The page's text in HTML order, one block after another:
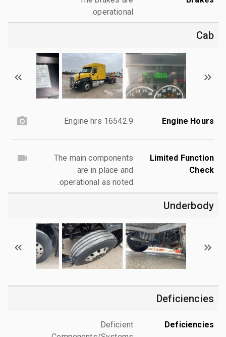
operational.
Cab
Engine Hours
16542.9 Engine hrs
Limited Function
Check
The main components
are in place and
operational as noted.
Underbody
Deficiencies
Deficiencies
Deficient